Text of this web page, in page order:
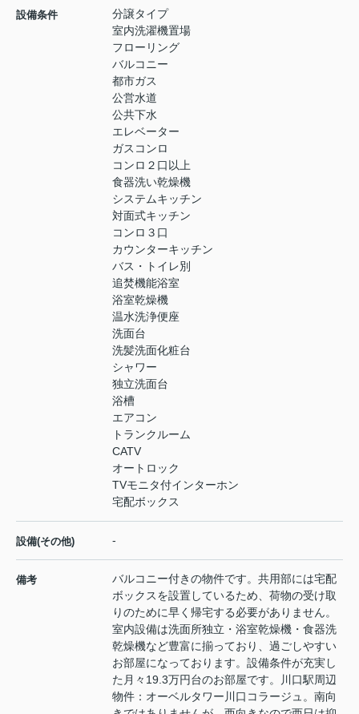
設備条件
分譲タイプ
室内洗濯機置場
フローリング
バルコニー
都市ガス
公営水道
公共下水
エレベーター
ガスコンロ
コンロ２口以上
食器洗い乾燥機
システムキッチン
対面式キッチン
コンロ３口
カウンターキッチン
バス・トイレ別
追焚機能浴室
浴室乾燥機
温水洗浄便座
洗面台
洗髪洗面化粧台
シャワー
独立洗面台
浴槽
エアコン
トランクルーム
CATV
オートロック
TVモニタ付インターホン
宅配ボックス
設備(その他) -
備考
バルコニー付きの物件です。共用部には宅配
ボックスを設置しているため、荷物の受け取
りのために早く帰宅する必要がありません。
室内設備は洗面所独立・浴室乾燥機・食器洗
乾燥機など豊富に揃っており、過ごしやすい
お部屋になっております。設備条件が充実し
た月々19.3万円台のお部屋です。川口駅周辺
物件：オーベルタワー川口コラージュ。南向